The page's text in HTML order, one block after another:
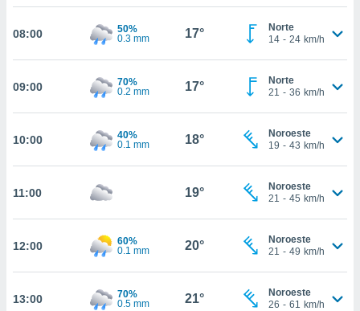
seguir
a la
todas
y análisis
como
y
ACEPTAR
CONTINUAR
08:00
50%
0.3 mm
17°
Norte
14 - 24 km/h
09:00
70%
0.2 mm
17°
Norte
21 - 36 km/h
10:00
40%
0.1 mm
18°
Noroeste
19 - 43 km/h
11:00 19°
Noroeste
21 - 45 km/h
12:00
60%
0.1 mm
20°
Noroeste
21 - 49 km/h
13:00
70%
0.5 mm
21°
Noroeste
26 - 61 km/h